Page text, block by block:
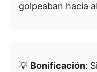
golpeaban hacia
💡 Bonificación: